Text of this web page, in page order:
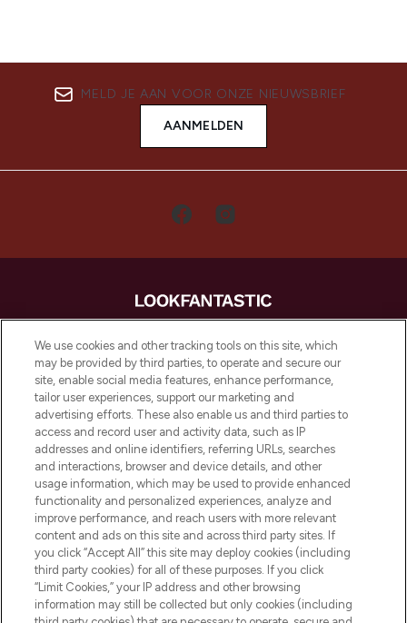
MELD JE AAN VOOR ONZE NIEUWSBRIEF
AANMELDEN
LOOKFANTASTIC is de ultieme online
beautybestemming van Europa, met de
beste huidverzorging, haarproducten en
make-up van meer dan 200 topmerken.
Shop online of via de app, met gratis
verzending vanaf €40.
Cookie-toestemming
Do Not Sell or Share My Personal
Information
HELP & INFORMATIE
BEDRIJFSINFORMATIE
We use cookies and other tracking tools on this site, which
may be provided by third parties, to operate and secure our
site, enable social media features, enhance performance,
tailor user experiences, support our marketing and
advertising efforts. These also enable us and third parties to
access and record user and activity data, such as IP
addresses and online identifiers, referring URLs, searches
and interactions, browser and device details, and other
usage information, which may be used to provide enhanced
functionality and personalized experiences, analyze and
improve performance, and reach users with more relevant
content and ads on this site and across third party sites. If
you click “Accept All” this site may deploy cookies (including
third party cookies) for all of these purposes. If you click
“Limit Cookies,” your IP address and other browsing
information may still be collected but only cookies (including